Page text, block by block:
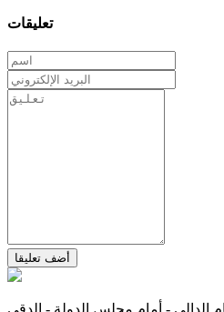
تعليقات
أضف تعليقا